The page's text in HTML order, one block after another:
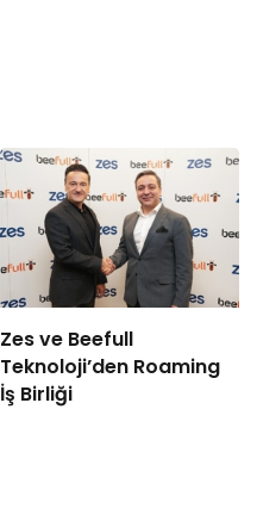
Zes ve Beefull
Teknoloji’den Roaming
İş Birliği